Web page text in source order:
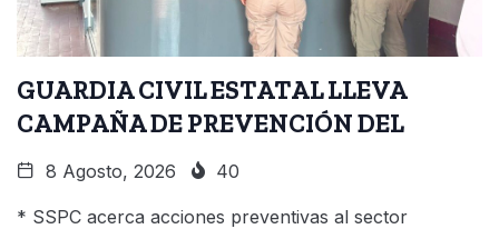
GUARDIA CIVIL ESTATAL LLEVA
CAMPAÑA DE PREVENCIÓN DEL
8 Agosto, 2026 40
* SSPC acerca acciones preventivas al sector